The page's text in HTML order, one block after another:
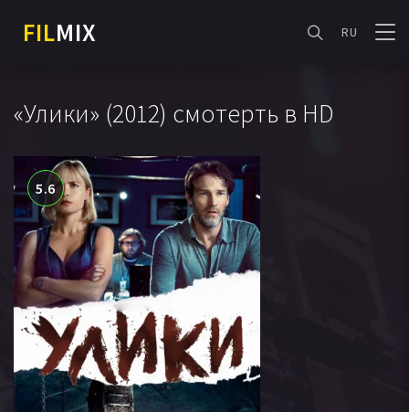
FILMIX RU
«Улики» (2012) смотерть в HD
5.6